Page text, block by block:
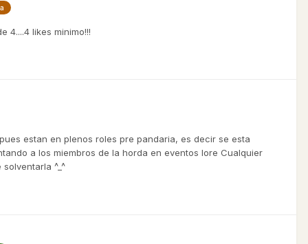
4....4 likes minimo!!!
estan en plenos roles pre pandaria, es decir se esta
a los miembros de la horda en eventos lore Cualquier
^_^